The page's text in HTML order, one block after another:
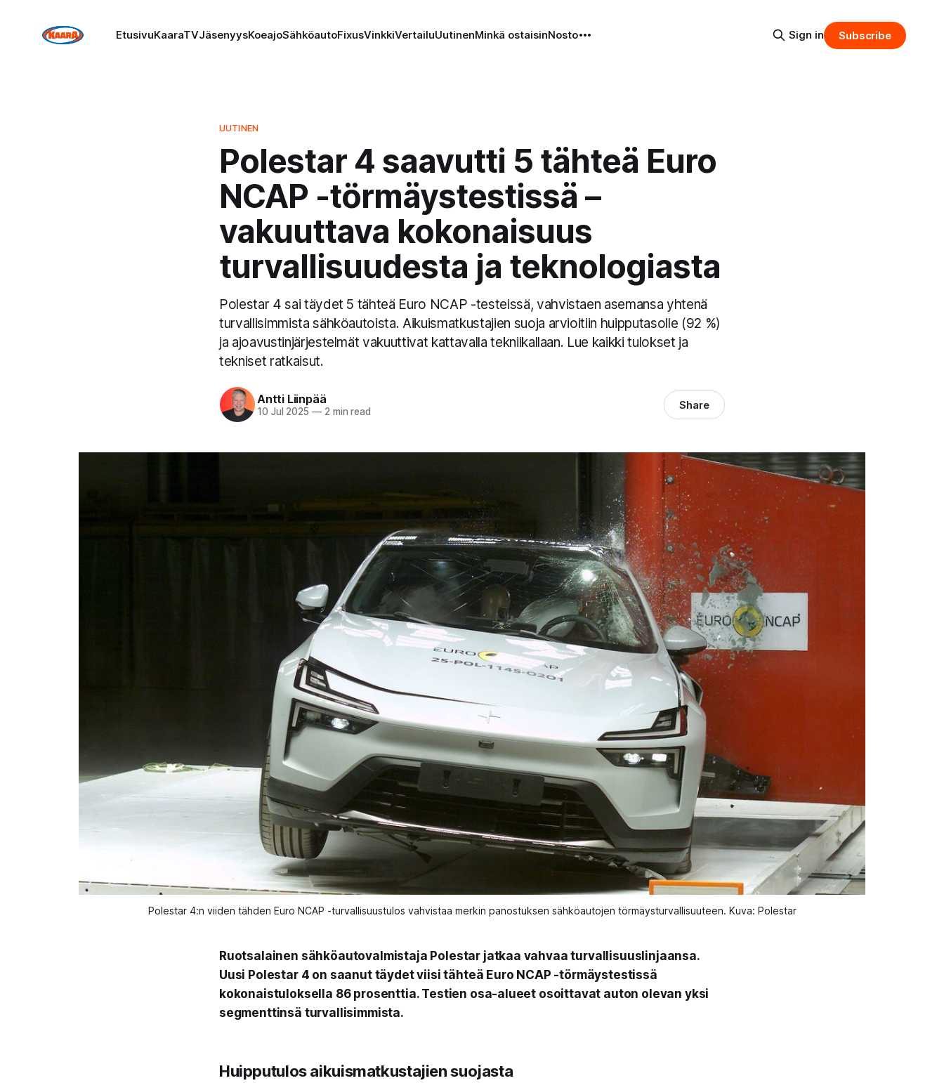
EtusivuKaaraTVJäsenyysKoeajoSähköautoFixusVinkkiVertailuUutinenMinkä ostaisinNosto Sign in Subscribe
UUTINEN
Polestar 4 saavutti 5 tähteä Euro
NCAP -törmäystestissä –
vakuuttava kokonaisuus
turvallisuudesta ja teknologiasta
Polestar 4 sai täydet 5 tähteä Euro NCAP -testeissä, vahvistaen asemansa yhtenä
turvallisimmista sähköautoista. Aikuismatkustajien suoja arvioitiin huipputasolle (92 %)
ja ajoavustinjärjestelmät vakuuttivat kattavalla tekniikallaan. Lue kaikki tulokset ja
tekniset ratkaisut.
Antti Liinpää
10 Jul 2025 —2 min read Share
Polestar 4:n viiden tähden Euro NCAP -turvallisuustulos vahvistaa merkin panostuksen sähköautojen törmäysturvallisuuteen. Kuva: Polestar
Ruotsalainen sähköautovalmistaja Polestar jatkaa vahvaa turvallisuuslinjaansa.
Uusi Polestar 4 on saanut täydet viisi tähteä Euro NCAP -törmäystestissä
kokonaistuloksella 86 prosenttia. Testien osa-alueet osoittavat auton olevan yksi
segmenttinsä turvallisimmista.
Huipputulos aikuismatkustajien suojasta